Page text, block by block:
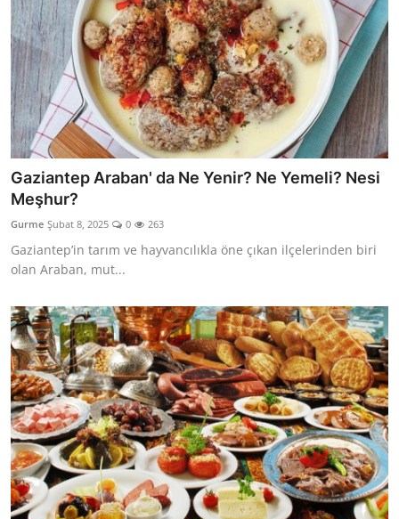
Gaziantep Araban' da Ne Yenir? Ne Yemeli? Nesi
Meşhur?
Gurme Şubat 8, 2025 0 263
Gaziantep’in tarım ve hayvancılıkla öne çıkan ilçelerinden biri
olan Araban, mut...